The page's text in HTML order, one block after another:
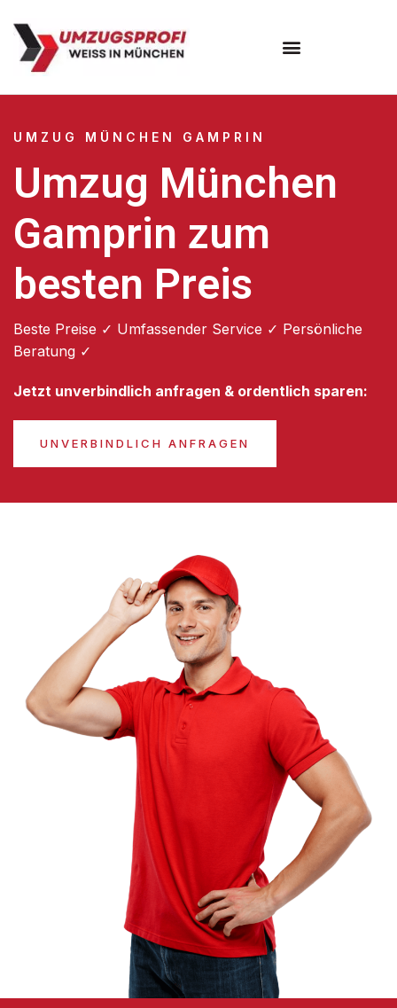
UMZUG MÜNCHEN GAMPRIN
Umzug München
Gamprin zum
besten Preis
Beste Preise ✓ Umfassender Service ✓ Persönliche
Beratung ✓
Jetzt unverbindlich anfragen & ordentlich sparen:
UNVERBINDLICH ANFRAGEN